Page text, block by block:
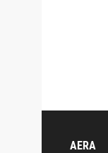
AERA